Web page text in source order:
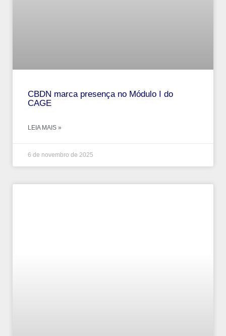
CBDN marca presença no Módulo I do
CAGE
LEIA MAIS »
6 de novembro de 2025